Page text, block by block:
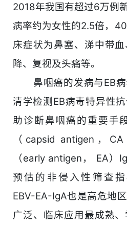
2018年我国有超过6万例
病率约为女性的2.5倍，
床症状为鼻塞、涕中带
降、复视及头痛等。
鼻咽癌的发病与EB病
清学检测EB病毒特异性
助诊断鼻咽癌的重要手
（capsid antigen，
（early antigen， EA）
预估的非侵入性筛查指
EBV-EA-IgA也是高危地
广泛、临床应用最成熟